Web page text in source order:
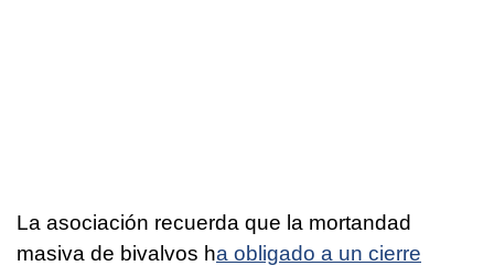
La asociación recuerda que la mortandad
masiva de bivalvos ha obligado a un cierre